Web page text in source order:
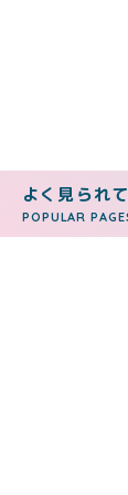
よく見られ
POPULAR